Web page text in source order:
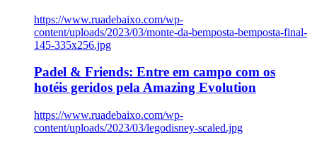
https://www.ruadebaixo.com/wp-
content/uploads/2023/03/monte-da-bemposta-bemposta-final-
145-335x256.jpg
Padel & Friends: Entre em campo com os
hotéis geridos pela Amazing Evolution
https://www.ruadebaixo.com/wp-
content/uploads/2023/03/legodisney-scaled.jpg